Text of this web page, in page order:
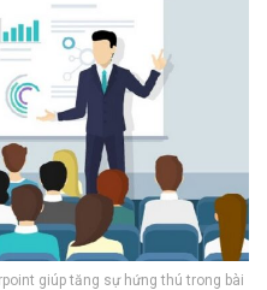
giúp tăng sự hứng thú trong bài